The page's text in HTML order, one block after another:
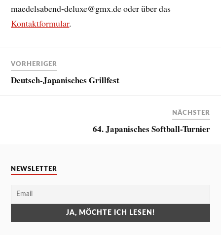
maedelsabend-deluxe@gmx.de oder über das
Kontaktformular.
VORHERIGER
Deutsch-Japanisches Grillfest
NÄCHSTER
64. Japanisches Softball-Turnier
NEWSLETTER